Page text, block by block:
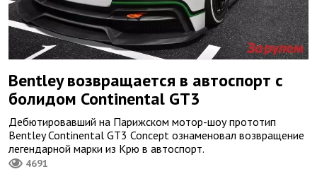
Bentley возвращается в автоспорт с
болидом Continental GT3
Дебютировавший на Парижском мотор-шоу прототип
Bentley Continental GT3 Concept ознаменовал возвращение
легендарной марки из Крю в автоспорт.
4691